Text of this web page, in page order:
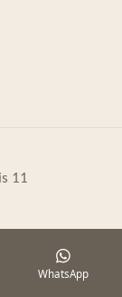
11
WhatsApp